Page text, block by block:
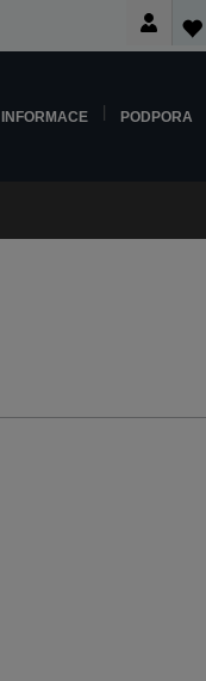
INFORMACE PODPORA